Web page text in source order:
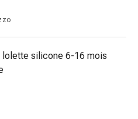
lolette silicone 6-16 mois